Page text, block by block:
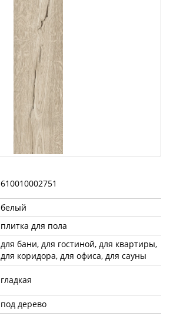
610010002751
белый
плитка для пола
для бани, для гостиной, для квартиры,
для коридора, для офиса, для сауны
гладкая
под дерево